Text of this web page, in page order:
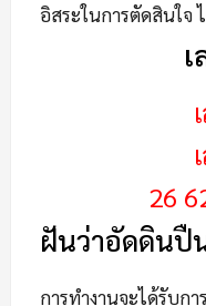
อิสระในการตัดสินใจ
26
ฝันว่าอัดดินปื
การทำงานจะได้รับก